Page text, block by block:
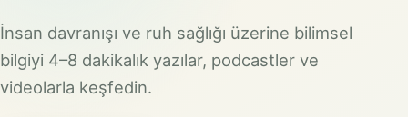
İnsan davranışı ve ruh sağlığı üzerine bilimsel
bilgiyi 4–8 dakikalık yazılar, podcastler ve
videolarla keşfedin.